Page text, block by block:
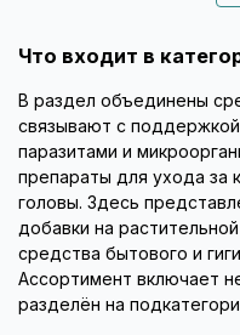
Что входит в
В раздел объединены
связывают с поддержкой
паразитами и
препараты для ухода за
головы. Здесь
добавки на
средства бытового и
Ассортимент включает
разделён на